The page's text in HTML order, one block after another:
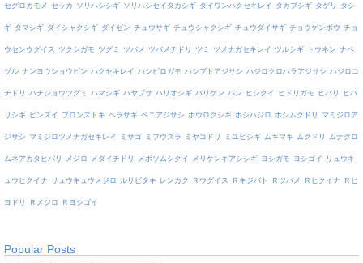
セグロカモメ セッカ ソリハシシギ ソリハシセイタカシギ タイワンハクセキレイ タカブシギ タゲリ タシ
ギ タマシギ ダイシャクシギ ダイゼン チュウサギ チュウシャクシギ チュウダイサギ チョウゲンボウ チョ
ウセンウグイス ツクシガモ ツグミ ツバメ ツバメチドリ ツミ ツメナガセキレイ ツルシギ トウネン ナベ
ヅル ナンヨウショウビン ハクセキレイ ハシビロガモ ハシブトアジサシ ハジロクロハラアジサシ ハジロコ
チドリ ハチジョウツグミ ハマシギ ハヤブサ ハリオシギ バリケン バン ヒシクイ ヒドリガモ ヒバリ ヒバ
リシギ ビンズイ ブロンズトキ ヘラサギ ベニアジサシ ホウロクシギ ホシハジロ ホシムクドリ マミジロア
ジサシ マミジロツメナガセキレイ ミサゴ ミフウズラ ミヤコドリ ミユビシギ ムギマキ ムクドリ ムナグロ
ムネアカタヒバリ メジロ メダイチドリ メボソムシクイ メリケンキアシシギ ヨシガモ ヨシゴイ リュウキ
ュウヒクイナ リュウキュウメジロ ルリビタキ レンカク Ｒウグイス Ｒキジバト Ｒツバメ Ｒヒクイナ Ｒヒ
ヨドリ Ｒメジロ Ｒヨシゴイ
Popular Posts